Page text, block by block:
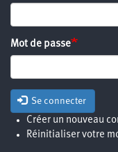
Mot de passe
Se connecter
Créer un nouveau
Réinitialiser votre